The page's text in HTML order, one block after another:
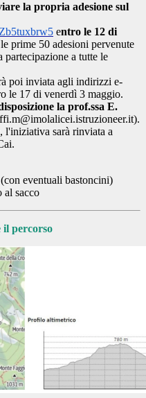
la propria adesione sul
entro le 12 di
prime 50 adesioni pervenute
partecipazione a tutte le
poi inviata agli indirizzi e-
le 17 di venerdì 3 maggio.
la prof.ssa E.
, l'iniziativa sarà rinviata a
eventuali bastoncini)
al sacco
percorso